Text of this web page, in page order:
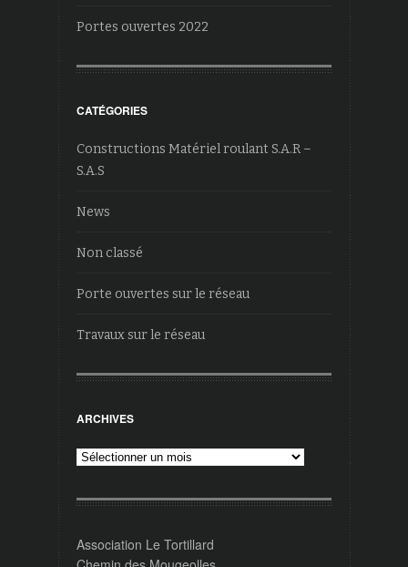
Portes ouvertes 2022
CATÉGORIES
Constructions Matériel roulant S.A.R –
S.A.S
News
Non classé
Porte ouvertes sur le réseau
Travaux sur le réseau
ARCHIVES
Archives
Association Le Tortillard